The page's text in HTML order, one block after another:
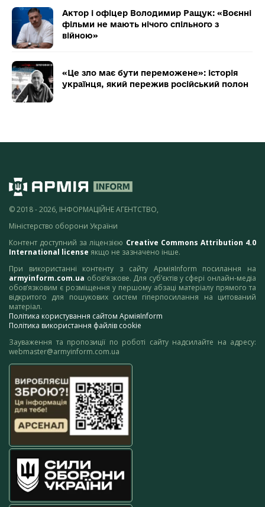
Актор і офіцер Володимир Ращук: «Воєнні
фільми не мають нічого спільного з
війною»
«Це зло має бути переможене»: історія
українця, який пережив російський полон
© 2018 - 2026, ІНФОРМАЦІЙНЕ АГЕНТСТВО,
Міністерство оборони України
Контент доступний за ліцензією Creative Commons Attribution 4.0
International license якщо не зазначено інше.
При використанні контенту з сайту АрміяInform посилання на
armyinform.com.ua обов’язкове. Для суб’єктів у сфері онлайн-медіа
обов’язковим є розміщення у першому абзаці матеріалу прямого та
відкритого для пошукових систем гіперпосилання на цитований
матеріал.
Політика користування сайтом АрміяInform
Політика використання файлів cookie
Зауваження та пропозиції по роботі сайту надсилайте на адресу:
webmaster@armyinform.com.ua